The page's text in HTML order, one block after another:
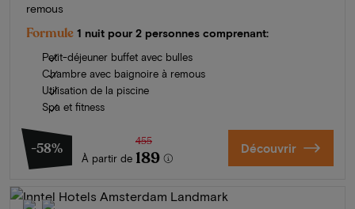
remous
Formule 1 nuit pour 2 personnes comprenant:
Petit-déjeuner buffet avec bulles
Chambre avec baignoire à remous
Utilisation de la piscine
Spa et fitness
-58%
À partir de
455
189 Découvrir